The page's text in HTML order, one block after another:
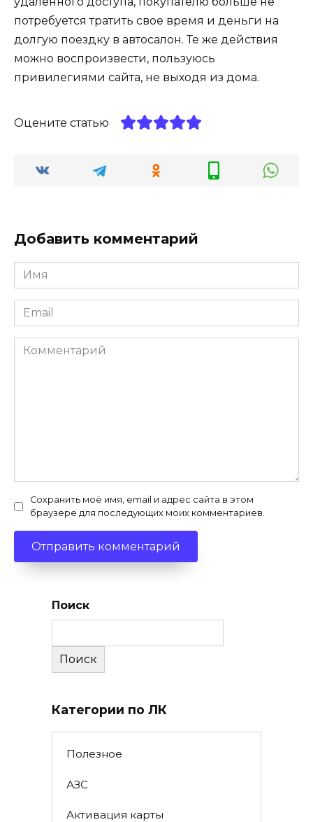
потребуется тратить свое время и деньги на
долгую поездку в автосалон. Те же действия
можно воспроизвести, пользуюсь
привилегиями сайта, не выходя из дома.
Оцените статью
Добавить комментарий
Имя
*
Email
*
Комментарий
Сохранить моё имя, email и адрес сайта в этом
браузере для последующих моих комментариев.
Поиск
Поиск
Категории по ЛК
Полезное
АЗС
Активация карты